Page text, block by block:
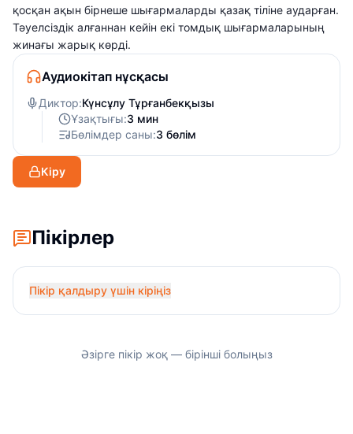
қосқан ақын бірнеше шығармаларды қазақ тіліне аударған.
Тәуелсіздік алғаннан кейін екі томдық шығармаларының
жинағы жарық көрді.
Аудиокітап нұсқасы
Диктор:Күнсұлу Тұрғанбекқызы
Ұзақтығы:3 мин
Бөлімдер саны:3 бөлім
Кіру
Пікірлер
Пікір қалдыру үшін кіріңіз
Әзірге пікір жоқ — бірінші болыңыз